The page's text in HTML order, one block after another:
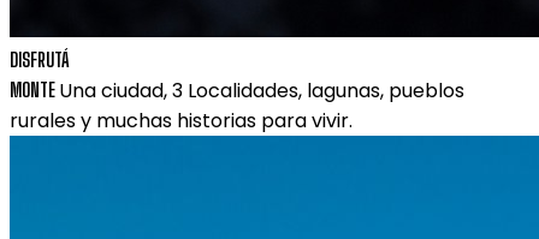
DISFRUTÁ
MONTE Una ciudad, 3 Localidades, lagunas, pueblos
rurales y muchas historias para vivir.